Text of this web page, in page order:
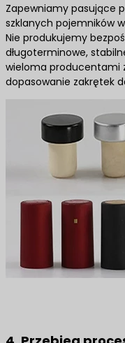
Zapewniamy pasujące
szklanych pojemników
Nie produkujemy
długoterminowe,
wieloma producentami
dopasowanie zakrętek